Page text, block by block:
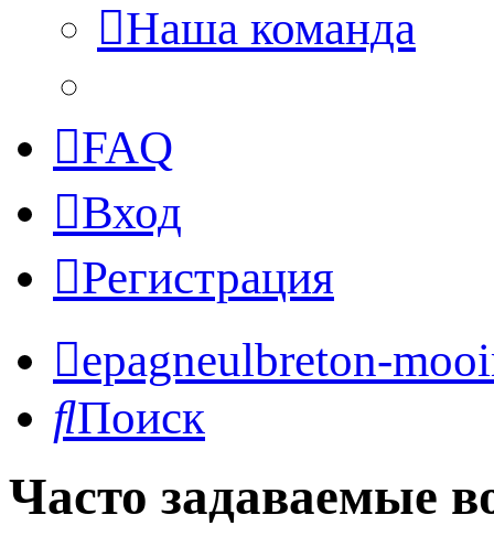
Наша команда
FAQ
Вход
Регистрация
epagneulbreton-
Поиск
Часто задаваемые